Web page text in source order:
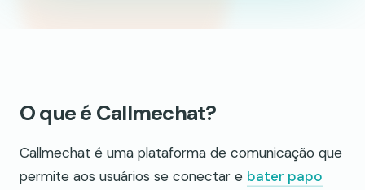
O que é Callmechat?
Callmechat é uma plataforma de comunicação que
permite aos usuários se conectar e bater papo